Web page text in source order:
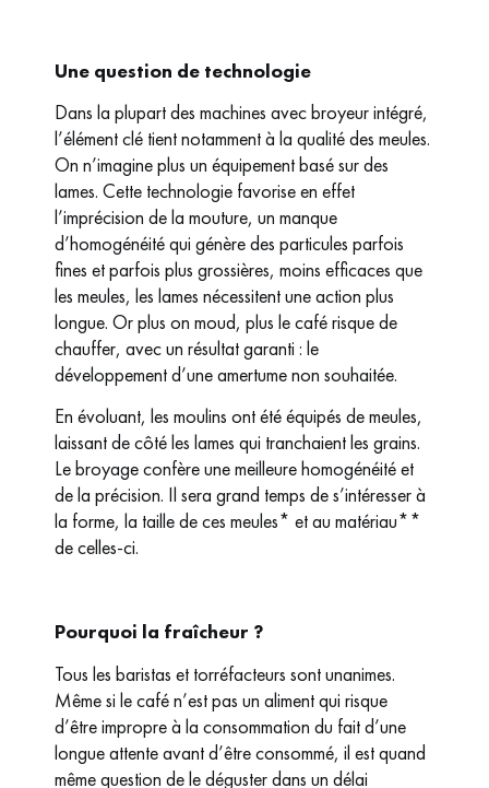
Une question de technologie
Dans la plupart des machines avec broyeur intégré,
l’élément clé tient notamment à la qualité des meules.
On n’imagine plus un équipement basé sur des
lames. Cette technologie favorise en effet
l’imprécision de la mouture, un manque
d’homogénéité qui génère des particules parfois
fines et parfois plus grossières, moins efficaces que
les meules, les lames nécessitent une action plus
longue. Or plus on moud, plus le café risque de
chauffer, avec un résultat garanti : le
développement d’une amertume non souhaitée.
En évoluant, les moulins ont été équipés de meules,
laissant de côté les lames qui tranchaient les grains.
Le broyage confère une meilleure homogénéité et
de la précision. Il sera grand temps de s’intéresser à
la forme, la taille de ces meules* et au matériau**
de celles-ci.
Pourquoi la fraîcheur ?
Tous les baristas et torréfacteurs sont unanimes.
Même si le café n’est pas un aliment qui risque
d’être impropre à la consommation du fait d’une
longue attente avant d’être consommé, il est quand
même question de le déguster dans un délai